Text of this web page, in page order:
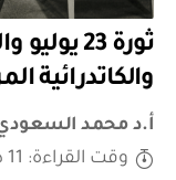
ثورة 23
والكاتدرائية
أ.د محمد السعودي
وقت القراءة: 11 دقيقة